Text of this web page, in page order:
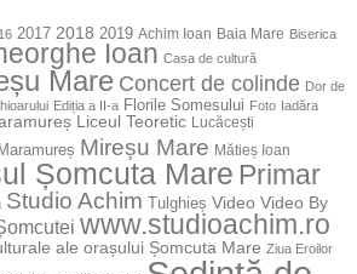
2017 2018 2019 Achim Ioan Baia Mare Biserica
Ioan Casa de cultură
Mare Concert de colinde Dor de
Ediția a II-a Florile Somesului Foto Iadăra
Liceul Teoretic Lucăcești
Maramureș Mireșu Mare Mătieș Ioan
Șomcuta Mare Primar
Studio Achim Tulghieș Video Video By
www.studioachim.ro
ale orașului Șomcuta Mare Ziua Eroilor